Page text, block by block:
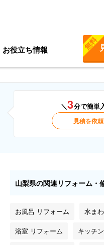
お役立ち情報 無料
＼3分で簡単
見積を依
山梨県の関連リフォーム・
お風呂 リフォーム 水ま
浴室 リフォーム キッチ